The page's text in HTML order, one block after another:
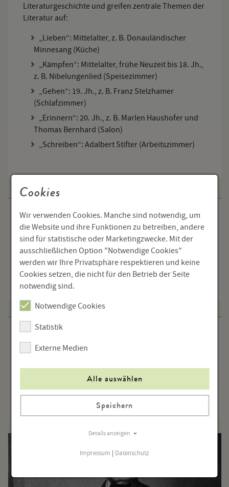
Literaturgeschichte und greifen zentrale Themen der
Literatur auf:
„Lieben“: Mittelalter, z. B. Donauländischer
Minnesang (Küche)
„Kämpfen“: Mittelalter, frühe Neuzeit bis 18. Jh.,
z. B. Nibelungenlied (Speisezimmer)
„Gehen“: 19. Jh., z. B. Franz Stelzhamer
(Schlafzimmer)
„Erinnern“: 20. Jh., z. B. Marlen Haushofer und
Thomas Bernhard (Salon)
„Schreiben“: Adalbert Stifter (Arbeitszimmer)
Öffnungszeiten
Literaturmuseum
Di – So 10.00 bis 15.00 Uhr
Freier Eintritt
Voranmeldung für Führungen erbeten
Literaturvermittlung
c.lehner@stifter-haus.at
Cookies
Wir verwenden Cookies. Manche sind notwendig, um
die Website und ihre Funktionen zu betreiben, andere
sind für statistische oder Marketingzwecke. Mit der
ausschließlichen Option "Notwendige Cookies"
werden wir Ihre Privatsphäre respektieren und keine
Cookies setzen, die nicht für den Betrieb der Seite
notwendig sind.
Notwendige Cookies
Statistik
Externe Medien
Alle auswählen
Speichern
Details anzeigen
Impressum | Datenschutz